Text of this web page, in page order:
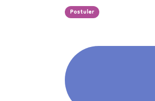
Postuler